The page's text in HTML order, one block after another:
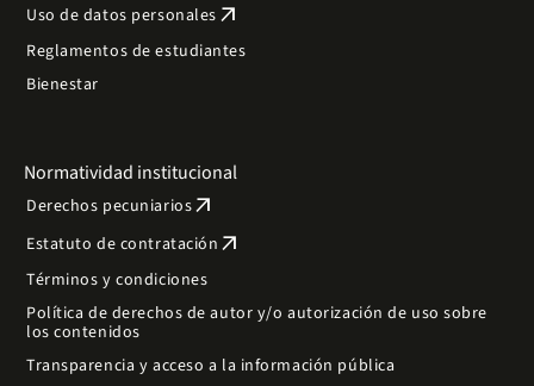
Uso de datos personales arrow_outward
Reglamentos de estudiantes
Bienestar
Normatividad institucional
Derechos pecuniariosarrow_outward
Estatuto de contratación arrow_outward
Términos y condiciones
Política de derechos de autor y/o autorización de uso sobre
los contenidos
Transparencia y acceso a la información pública